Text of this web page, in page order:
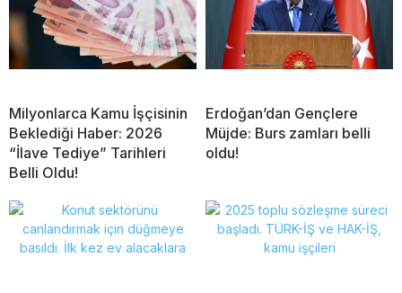
Milyonlarca Kamu İşçisinin
Beklediği Haber: 2026
“İlave Tediye” Tarihleri
Belli Oldu!
Erdoğan’dan Gençlere
Müjde: Burs zamları belli
oldu!